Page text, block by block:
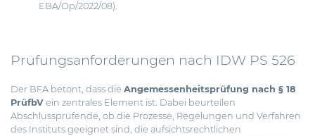
EBA/Op/2022/08).
Prüfungsanforderungen nach IDW PS 526
Der BFA betont, dass die Angemessenheitsprüfung nach § 18
PrüfbV ein zentrales Element ist. Dabei beurteilen
Abschlussprüfende, ob die Prozesse, Regelungen und Verfahren
des Instituts geeignet sind, die aufsichtsrechtlichen